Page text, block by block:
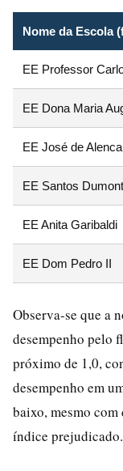
Nome da Escola
EE Professor
EE Dona Maria
EE José de
EE Santos Dumont
EE Anita Garibaldi
EE Dom Pedro II
Observa-se que a
desempenho pelo
próximo de 1,0,
desempenho em
baixo, mesmo
índice prejudicado.